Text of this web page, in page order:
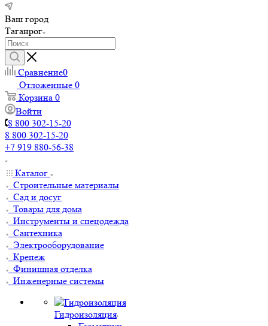
Ваш город
Таганрог
Сравнение0
Отложенные 0
Корзина 0
Войти
8 800 302-15-20
8 800 302-15-20
+7 919 880-56-38
Каталог
Строительные материалы
Сад и досуг
Товары для дома
Инструменты и спецодежда
Сантехника
Электрооборудование
Крепеж
Финишная отделка
Инженерные системы
Гидроизоляция